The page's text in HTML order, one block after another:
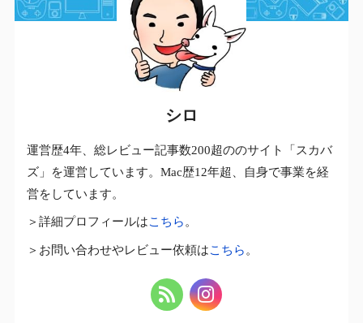
シロ
運営歴4年、総レビュー記事数200超ののサイト「スカバ
ズ」を運営しています。Mac歴12年超、自身で事業を経
営をしています。
＞詳細プロフィールはこちら 。
＞お問い合わせやレビュー依頼はこちら 。